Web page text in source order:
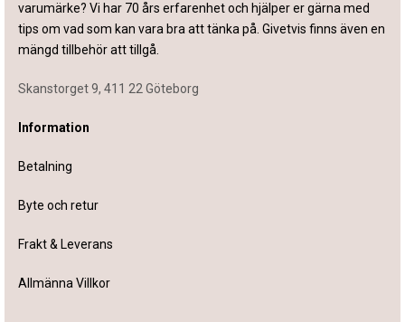
varumärke? Vi har 70 års erfarenhet och hjälper er gärna med
tips om vad som kan vara bra att tänka på. Givetvis finns även en
mängd tillbehör att tillgå.
Skanstorget 9, 411 22 Göteborg
Information
Betalning
Byte och retur
Frakt & Leverans
Allmänna Villkor